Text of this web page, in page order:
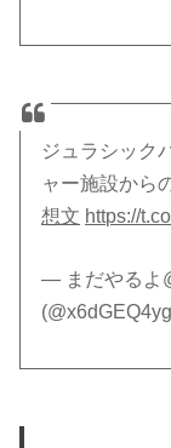
ジュラシック
ャー施設から
想文 https://
— まだやるよ